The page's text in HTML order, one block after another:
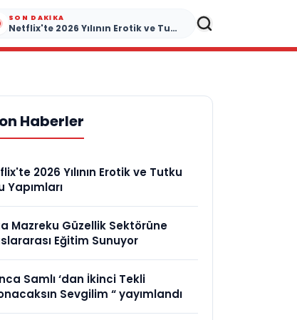
SON DAKIKA
Netflix'te 2026 Yılının Erotik ve Tutku Dolu Yapımları
Haberler
2026 Yılının Erotik ve Tutku
Yapımları
Mazreku Güzellik Sektörüne
Eğitim Sunuyor
Samlı ‘dan İkinci Tekli
Sevgilim “ yayımlandı